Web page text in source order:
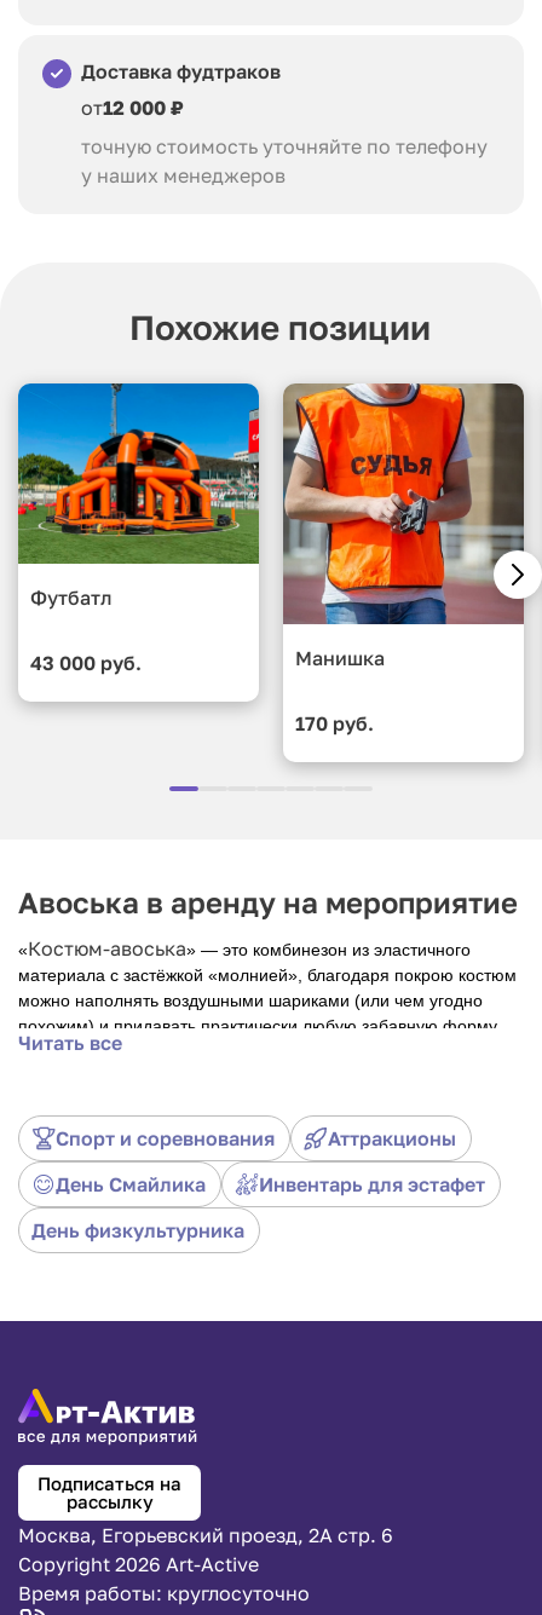
Доставка фудтраков
от12 000 ₽
точную стоимость уточняйте по телефону
у наших менеджеров
Похожие позиции
Футбатл
43 000 руб. Манишка
170 руб.
Авоська в аренду на мероприятие
«Костюм-авоська» — это комбинезон из эластичного
материала с застёжкой «молнией», благодаря покрою костюм
можно наполнять воздушными шариками (или чем угодно
похожим) и придавать практически любую забавную форму
его носителю. Использовать комбинезон можно в различных
Читать все
Спорт и соревнования
Аттракционы
День Смайлика
Инвентарь для эстафет
День физкультурника
Подписаться на
рассылку
Москва, Егорьевский проезд, 2А стр. 6
Copyright 2026 Art-Active
Время работы: круглосуточно